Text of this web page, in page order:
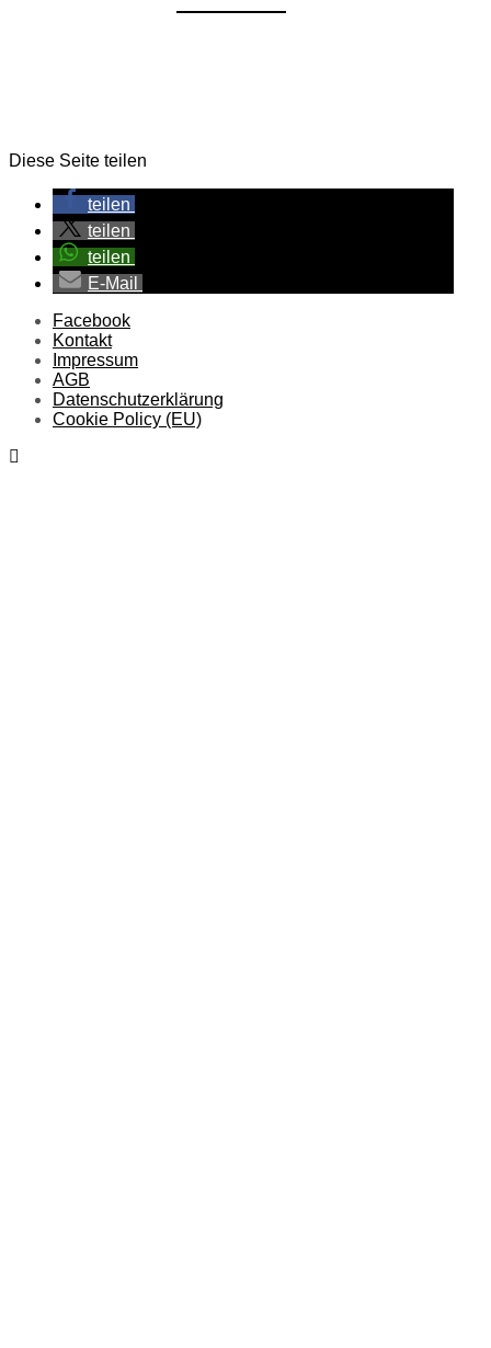
Diese Seite teilen
teilen
teilen
teilen
E-Mail
Facebook
Kontakt
Impressum
AGB
Datenschutzerklärung
Cookie Policy (EU)